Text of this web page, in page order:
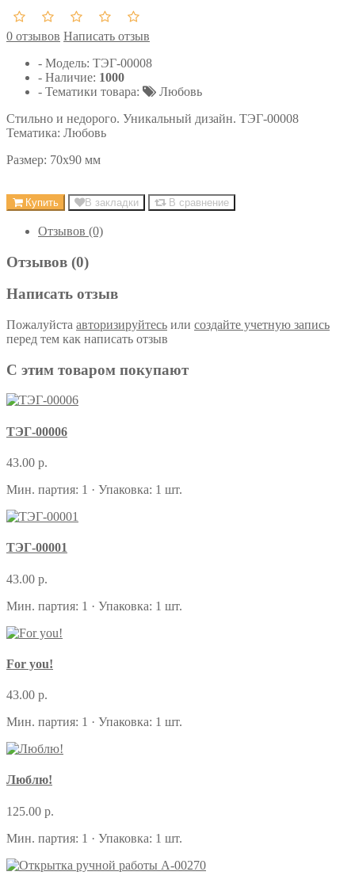
0 отзывов Написать отзыв
- Модель: ТЭГ-00008
- Наличие: 1000
- Тематики товара:
Любовь
Стильно и недорого. Уникальный дизайн. ТЭГ-00008
Тематика: Любовь
Размер: 70х90 мм
Купить В закладки В сравнение
Отзывов (0)
Отзывов (0)
Написать отзыв
Пожалуйста авторизируйтесь или создайте учетную запись
перед тем как написать отзыв
С этим товаром покупают
ТЭГ-00006
43.00 р.
Мин. партия: 1 · Упаковка: 1 шт.
ТЭГ-00001
43.00 р.
Мин. партия: 1 · Упаковка: 1 шт.
For you!
43.00 р.
Мин. партия: 1 · Упаковка: 1 шт.
Люблю!
125.00 р.
Мин. партия: 1 · Упаковка: 1 шт.